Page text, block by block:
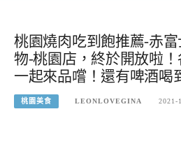
桃園燒肉吃到飽推薦-赤
物-桃園店，終於開放啦
一起來品嚐！還有啤酒喝
桃園美食 LEONLOVEGINA 2021-